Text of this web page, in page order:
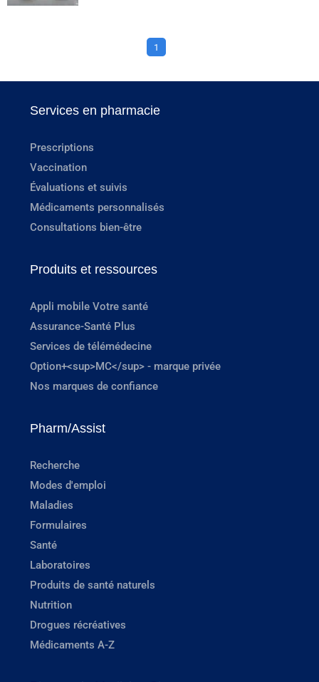
1
Services en pharmacie
Prescriptions
Vaccination
Évaluations et suivis
Médicaments personnalisés
Consultations bien-être
Produits et ressources
Appli mobile Votre santé
Assurance-Santé Plus
Services de télémédecine
Option+<sup>MC</sup> - marque privée
Nos marques de confiance
Pharm/Assist
Recherche
Modes d'emploi
Maladies
Formulaires
Santé
Laboratoires
Produits de santé naturels
Nutrition
Drogues récréatives
Médicaments A-Z